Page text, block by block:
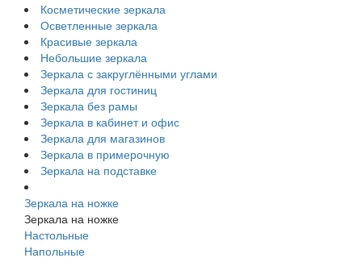
Косметические зеркала
Осветленные зеркала
Красивые зеркала
Небольшие зеркала
Зеркала с закруглёнными углами
Зеркала для гостиниц
Зеркала без рамы
Зеркала в кабинет и офис
Зеркала для магазинов
Зеркала в примерочную
Зеркала на подставке
Зеркала на ножке
Зеркала на ножке
Настольные
Напольные